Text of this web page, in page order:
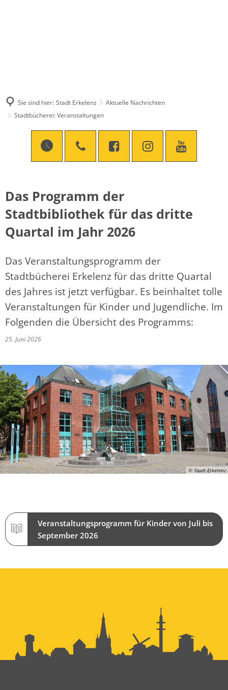
Sie sind hier: Stadt Erkelenz
Aktuelle Nachrichten
Stadtbücherei: Veranstaltungen
Das Programm der
Stadtbibliothek für das dritte
Quartal im Jahr 2026
Das Veranstaltungsprogramm der
Stadtbücherei Erkelenz für das dritte Quartal
des Jahres ist jetzt verfügbar. Es beinhaltet tolle
Veranstaltungen für Kinder und Jugendliche. Im
Folgenden die Übersicht des Programms:
25. Juni 2026
© Stadt Erkelenz
Veranstaltungsprogramm für Kinder von Juli bis
September 2026